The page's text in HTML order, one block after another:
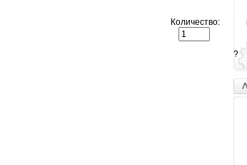
Количество:
?